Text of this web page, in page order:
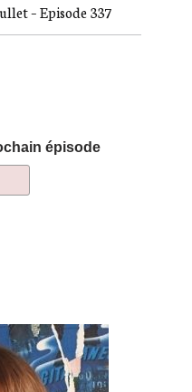
– Episode 337
épisode